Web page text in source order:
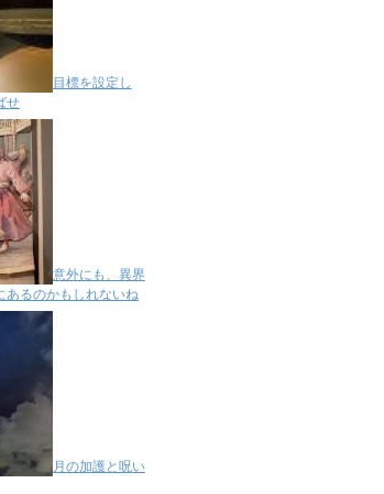
目標を設定し
せ
意外にも、異界
あるのかもしれないね
月の加護と呪い